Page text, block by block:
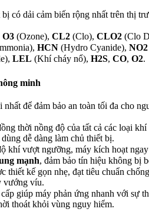
có dải cảm biến rộng nhất trên thị
O3 (Ozone), CL2 (Clo), CLO2 (Clo
HCN (Hydro Cyanide), NO2
LEL (Khí cháy nổ), H2S, CO, O2.
minh
để đảm bảo an toàn tối đa cho
thời nồng độ của tất cả các loại
dễ dàng làm chủ thiết bị.
khí vượt ngưỡng, máy kích hoạt
mạnh, đảm bảo tín hiệu không bị
thiết kế gọn nhẹ, đạt tiêu chuẩn
vướng víu.
giúp máy phản ứng nhanh với sự
thoát khỏi vùng nguy hiểm.